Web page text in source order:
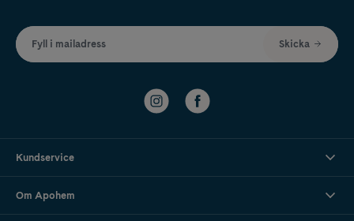
Fyll i mailadress Skicka
Kundservice
Om Apohem